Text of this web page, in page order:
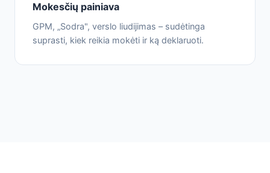
Mokesčių painiava
GPM, „Sodra", verslo liudijimas – sudėtinga
suprasti, kiek reikia mokėti ir ką deklaruoti.